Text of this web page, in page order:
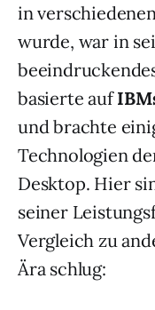
in
wurde, war in
basierte auf
und brachte
Technologien
Desktop. Hier
seiner
Vergleich zu
Ära schlug: